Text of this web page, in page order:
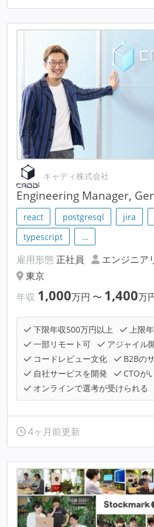
キャディ株式会社
Engineering Manager,
react postgresql jira
typescript
…
雇用形態 正社員
エンジニア
東京
年収 1,000万円 〜 1,400万
下限年収500万円以上
上限
一部リモート可
アジャイル
コードレビュー文化
B2Bの
自社サービスを開発
CTOが
オンラインで選考が受けられる
4ヶ月前更新